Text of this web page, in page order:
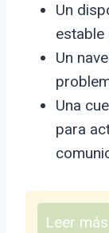
Un
estable
Un
Una
para
Leer más